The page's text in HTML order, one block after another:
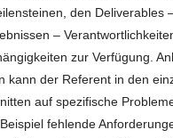
den Deliverables
–
zur Verfügung.
kann der Referent in den
auf spezifische
fehlende